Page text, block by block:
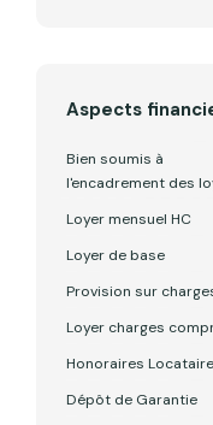
Aspects
Bien soumis à
l'encadrement des
Loyer mensuel HC
Loyer de base
Provision sur
Loyer charges
Honoraires Locataire
Dépôt de Garantie